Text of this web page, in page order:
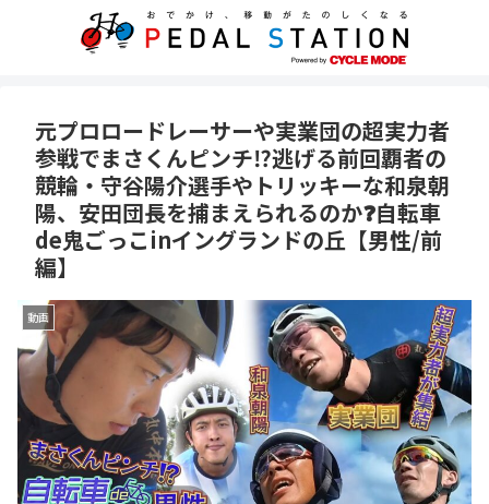
元プロロードレーサーや実業団の超実力者
参戦でまさくんピンチ⁉️逃げる前回覇者の
競輪・守谷陽介選手やトリッキーな和泉朝
陽、安田団長を捕まえられるのか❓自転車
de鬼ごっこinイングランドの丘【男性/前
編】
動画